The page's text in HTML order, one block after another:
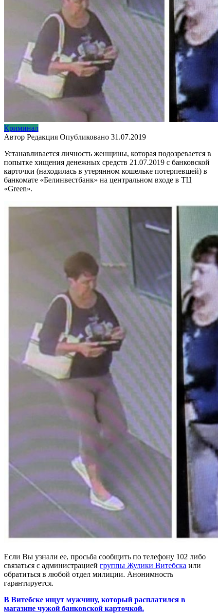
Криминал
Автор Редакция Опубликовано 31.07.2019
Устанавливается личность женщины, которая подозревается в
попытке хищения денежных средств 21.07.2019 с банковской
карточки (находилась в утерянном кошельке потерпевшей) в
банкомате «Белинвестбанк» на центральном входе в ТЦ
«Green».
Если Вы узнали ее, просьба сообщить по телефону 102 либо
связаться с администрацией группы Жулики Витебска или
обратиться в любой отдел милиции. Анонимность
гарантируется.
В Витебске ищут мужчину, который расплатился в
магазине чужой банковской карточкой.